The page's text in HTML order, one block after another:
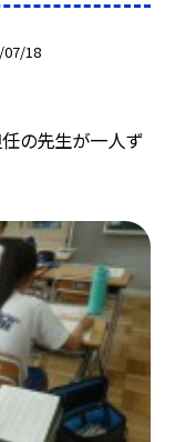
07/18
任の先生が一人ず